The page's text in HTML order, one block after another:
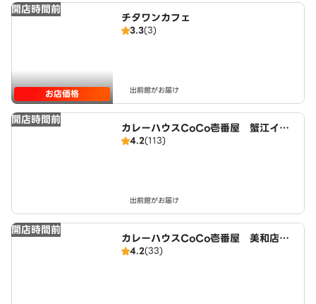
開店時間前
お店価格
チタワンカフェ
3.3(3)
出前館がお届け
開店時間前
カレーハウスCoCo壱番屋 蟹江イン
ター店（SD）
4.2(113)
出前館がお届け
開店時間前
カレーハウスCoCo壱番屋 美和店（S
D）
4.2(33)